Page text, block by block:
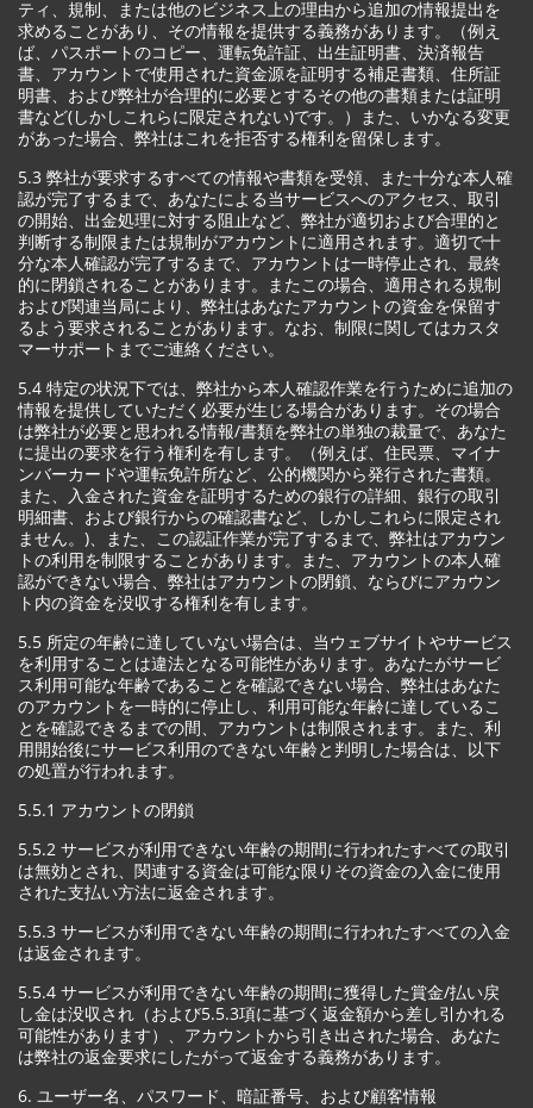
ティ、規制、または他のビジネス上の理由から追加の情報提出を
求めることがあり、その情報を提供する義務があります。（例え
ば、パスポートのコピー、運転免許証、出生証明書、決済報告
書、アカウントで使用された資金源を証明する補足書類、住所証
明書、および弊社が合理的に必要とするその他の書類または証明
書など(しかしこれらに限定されない)です。）また、いかなる変更
があった場合、弊社はこれを拒否する権利を留保します。
5.3 弊社が要求するすべての情報や書類を受領、また十分な本人確
認が完了するまで、あなたによる当サービスへのアクセス、取引
の開始、出金処理に対する阻止など、弊社が適切および合理的と
判断する制限または規制がアカウントに適用されます。適切で十
分な本人確認が完了するまで、アカウントは一時停止され、最終
的に閉鎖されることがあります。またこの場合、適用される規制
および関連当局により、弊社はあなたアカウントの資金を保留す
るよう要求されることがあります。なお、制限に関してはカスタ
マーサポートまでご連絡ください。
5.4 特定の状況下では、弊社から本人確認作業を行うために追加の
情報を提供していただく必要が生じる場合があります。その場合
は弊社が必要と思われる情報/書類を弊社の単独の裁量で、あなた
に提出の要求を行う権利を有します。（例えば、住民票、マイナ
ンバーカードや運転免許所など、公的機関から発行された書類。
また、入金された資金を証明するための銀行の詳細、銀行の取引
明細書、および銀行からの確認書など、しかしこれらに限定され
ません。)、また、この認証作業が完了するまで、弊社はアカウン
トの利用を制限することがあります。また、アカウントの本人確
認ができない場合、弊社はアカウントの閉鎖、ならびにアカウン
ト内の資金を没収する権利を有します。
5.5 所定の年齢に達していない場合は、当ウェブサイトやサービス
を利用することは違法となる可能性があります。あなたがサービ
ス利用可能な年齢であることを確認できない場合、弊社はあなた
のアカウントを一時的に停止し、利用可能な年齢に達しているこ
とを確認できるまでの間、アカウントは制限されます。また、利
用開始後にサービス利用のできない年齢と判明した場合は、以下
の処置が行われます。
5.5.1 アカウントの閉鎖
5.5.2 サービスが利用できない年齢の期間に行われたすべての取引
は無効とされ、関連する資金は可能な限りその資金の入金に使用
された支払い方法に返金されます。
5.5.3 サービスが利用できない年齢の期間に行われたすべての入金
は返金されます。
5.5.4 サービスが利用できない年齢の期間に獲得した賞金/払い戻
し金は没収され（および5.5.3項に基づく返金額から差し引かれる
可能性があります）、アカウントから引き出された場合、あなた
は弊社の返金要求にしたがって返金する義務があります。
6. ユーザー名、パスワード、暗証番号、および顧客情報